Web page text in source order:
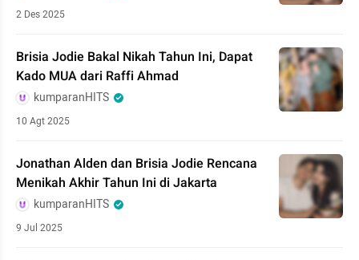
2 Des 2025
Brisia Jodie Bakal Nikah Tahun Ini, Dapat
Kado MUA dari Raffi Ahmad
kumparanHITS
10 Agt 2025
Jonathan Alden dan Brisia Jodie Rencana
Menikah Akhir Tahun Ini di Jakarta
kumparanHITS
9 Jul 2025